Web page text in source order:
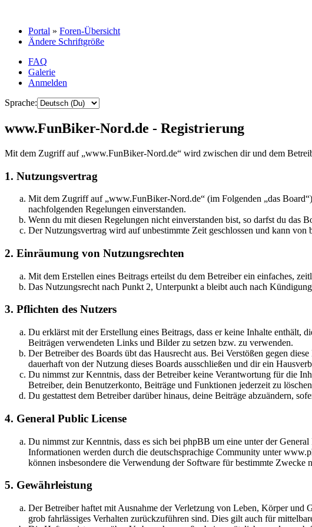
Portal » Foren-Übersicht
Ändere Schriftgröße
FAQ
Galerie
Anmelden
Sprache:
www.FunBiker-Nord.de - Registrierung
Mit dem Zugriff auf „www.FunBiker-Nord.de“ wird zwischen dir und dem
1. Nutzungsvertrag
Mit dem Zugriff auf „www.FunBiker-Nord.de“ (im Folgenden „das
nachfolgenden Regelungen einverstanden.
Wenn du mit diesen Regelungen nicht einverstanden bist, so darfst du das
Der Nutzungsvertrag wird auf unbestimmte Zeit geschlossen und kann
2. Einräumung von Nutzungsrechten
Mit dem Erstellen eines Beitrags erteilst du dem Betreiber ein einfaches,
Das Nutzungsrecht nach Punkt 2, Unterpunkt a bleibt auch nach
3. Pflichten des Nutzers
Du erklärst mit der Erstellung eines Beitrags, dass er keine Inhalte enthält,
Beiträgen verwendeten Links und Bilder zu setzen bzw. zu verwenden.
Der Betreiber des Boards übt das Hausrecht aus. Bei Verstößen gegen
dauerhaft von der Nutzung dieses Boards ausschließen und dir ein
Du nimmst zur Kenntnis, dass der Betreiber keine Verantwortung für die
Betreiber, dein Benutzerkonto, Beiträge und Funktionen jederzeit zu
Du gestattest dem Betreiber darüber hinaus, deine Beiträge abzuändern,
4. General Public License
Du nimmst zur Kenntnis, dass es sich bei phpBB um eine unter der
Informationen werden durch die deutschsprachige Community unter
können insbesondere die Verwendung der Software für bestimmte Zwecke
5. Gewährleistung
Der Betreiber haftet mit Ausnahme der Verletzung von Leben, Körper und
grob fahrlässiges Verhalten zurückzuführen sind. Dies gilt auch für